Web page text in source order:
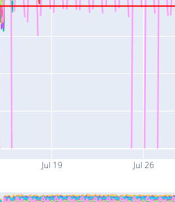
Jul 19 Jul 26